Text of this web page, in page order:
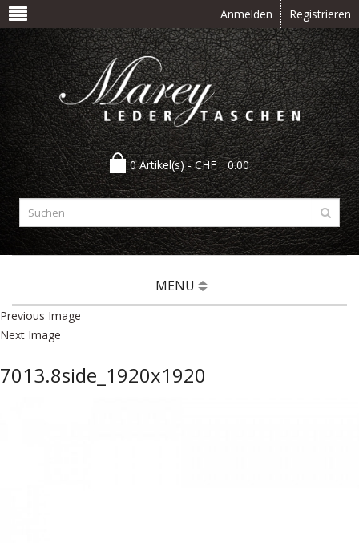
Anmelden Registrieren
0 Artikel(s) -CHF 0.00
MENU
Previous Image
Next Image
7013.8side_1920x1920